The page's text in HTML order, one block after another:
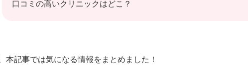
口コミの高いクリニックはどこ？
本記事では気になる情報をまとめました！